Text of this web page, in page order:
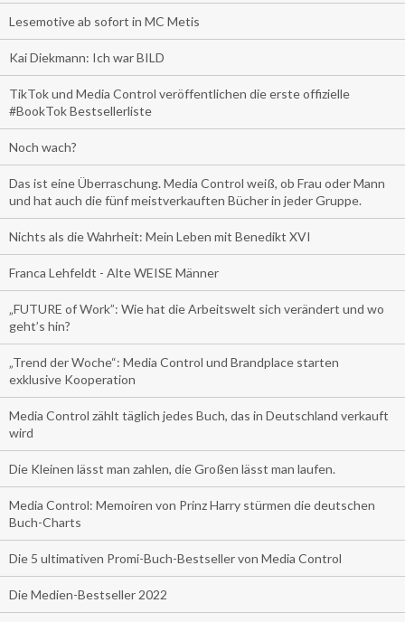
Lesemotive ab sofort in MC Metis
Kai Diekmann: Ich war BILD
TikTok und Media Control veröffentlichen die erste offizielle
#BookTok Bestsellerliste
Noch wach?
Das ist eine Überraschung. Media Control weiß, ob Frau oder Mann
und hat auch die fünf meistverkauften Bücher in jeder Gruppe.
Nichts als die Wahrheit: Mein Leben mit Benedikt XVI
Franca Lehfeldt - Alte WEISE Männer
„FUTURE of Work”: Wie hat die Arbeitswelt sich verändert und wo
geht’s hin?
„Trend der Woche“: Media Control und Brandplace starten
exklusive Kooperation
Media Control zählt täglich jedes Buch, das in Deutschland verkauft
wird
Die Kleinen lässt man zahlen, die Großen lässt man laufen.
Media Control: Memoiren von Prinz Harry stürmen die deutschen
Buch-Charts
Die 5 ultimativen Promi-Buch-Bestseller von Media Control
Die Medien-Bestseller 2022